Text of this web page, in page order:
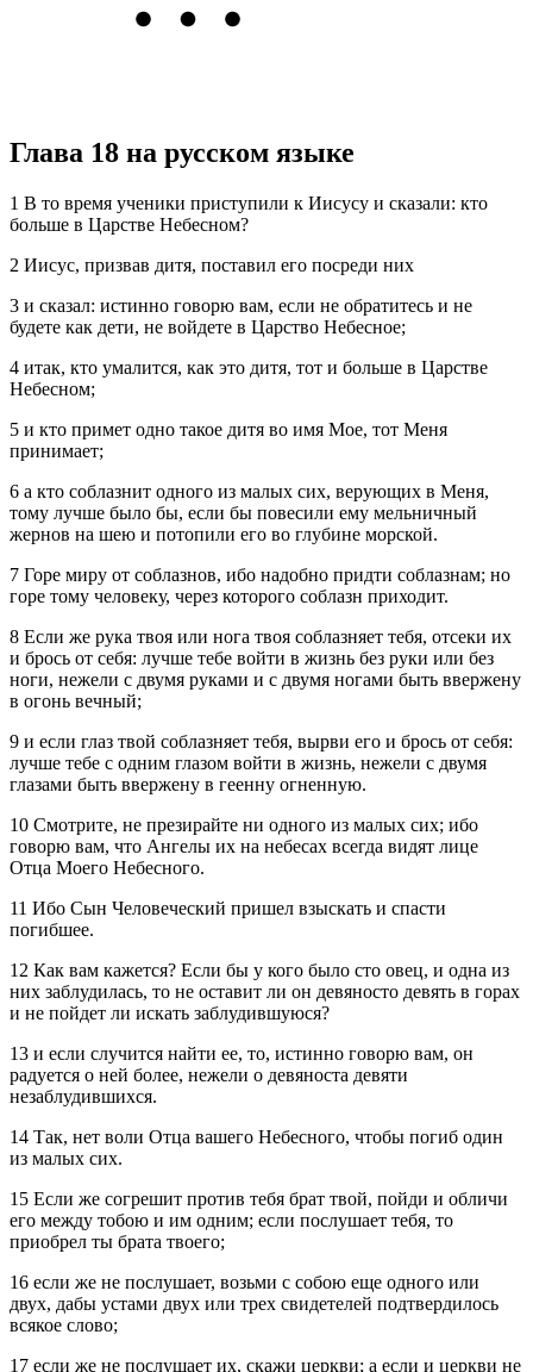
Глава 18 на русском языке
1 В то время ученики приступили к Иисусу и сказали: кто
больше в Царстве Небесном?
2 Иисус, призвав дитя, поставил его посреди них
3 и сказал: истинно говорю вам, если не обратитесь и не
будете как дети, не войдете в Царство Небесное;
4 итак, кто умалится, как это дитя, тот и больше в Царстве
Небесном;
5 и кто примет одно такое дитя во имя Мое, тот Меня
принимает;
6 а кто соблазнит одного из малых сих, верующих в Меня,
тому лучше было бы, если бы повесили ему мельничный
жернов на шею и потопили его во глубине морской.
7 Горе миру от соблазнов, ибо надобно придти соблазнам; но
горе тому человеку, через которого соблазн приходит.
8 Если же рука твоя или нога твоя соблазняет тебя, отсеки их
и брось от себя: лучше тебе войти в жизнь без руки или без
ноги, нежели с двумя руками и с двумя ногами быть ввержену
в огонь вечный;
9 и если глаз твой соблазняет тебя, вырви его и брось от себя:
лучше тебе с одним глазом войти в жизнь, нежели с двумя
глазами быть ввержену в геенну огненную.
10 Смотрите, не презирайте ни одного из малых сих; ибо
говорю вам, что Ангелы их на небесах всегда видят лице
Отца Моего Небесного.
11 Ибо Сын Человеческий пришел взыскать и спасти
погибшее.
12 Как вам кажется? Если бы у кого было сто овец, и одна из
них заблудилась, то не оставит ли он девяносто девять в горах
и не пойдет ли искать заблудившуюся?
13 и если случится найти ее, то, истинно говорю вам, он
радуется о ней более, нежели о девяноста девяти
незаблудившихся.
14 Так, нет воли Отца вашего Небесного, чтобы погиб один
из малых сих.
15 Если же согрешит против тебя брат твой, пойди и обличи
его между тобою и им одним; если послушает тебя, то
приобрел ты брата твоего;
16 если же не послушает, возьми с собою еще одного или
двух, дабы устами двух или трех свидетелей подтвердилось
всякое слово;
17 если же не послушает их, скажи церкви; а если и церкви не